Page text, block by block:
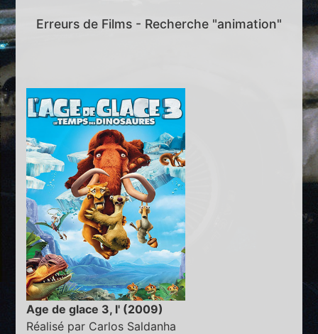
Erreurs de Films - Recherche "animation"
Age de glace 3, l' (2009)
Réalisé par Carlos Saldanha